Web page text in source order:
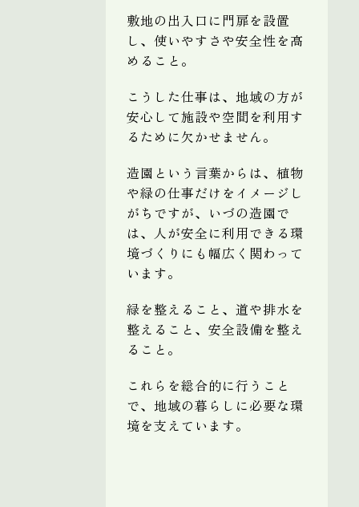
敷地の出入口に門扉を設置
し、使いやすさや安全性を高
めること。
こうした仕事は、地域の方が
安心して施設や空間を利用す
るために欠かせません。
造園という言葉からは、植物
や緑の仕事だけをイメージし
がちですが、いづの造園で
は、人が安全に利用できる環
境づくりにも幅広く関わって
います。
緑を整えること、道や排水を
整えること、安全設備を整え
ること。
これらを総合的に行うこと
で、地域の暮らしに必要な環
境を支えています。